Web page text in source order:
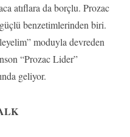
atıflara da borçlu. Prozac
benzetimlerinden biri.
moduyla devreden
“Prozac Lider”
geliyor.